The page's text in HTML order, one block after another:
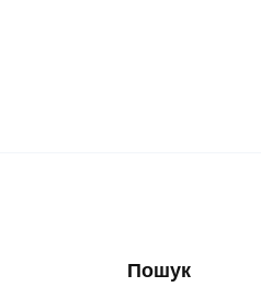
Пошук